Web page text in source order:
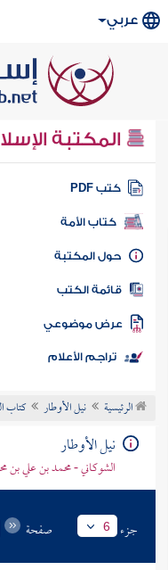
عربي
المكتبة
كتب PDF
كتاب الأمة
المكتبة
الكتب
موضوعي
تراجم الأعلام
الرئيسية نيل الأوطار كتاب
نيل الأوطار
الشوكاني - محمد بن علي بن
جزء 6 صفحة